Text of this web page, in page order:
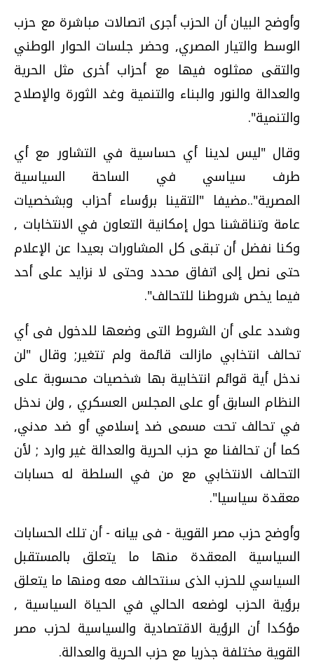
وأوضح البيان أن الحزب أجرى اتصالات مباشرة مع حزب
الوسط والتيار المصري, وحضر جلسات الحوار الوطني
والتقى ممثلوه فيها مع أحزاب أخرى مثل الحرية
والعدالة والنور والبناء والتنمية وغد الثورة والإصلاح
والتنمية".
وقال "ليس لدينا أي حساسية في التشاور مع أي
طرف سياسي في الساحة السياسية
المصرية"..مضيفا "التقينا برؤساء أحزاب وبشخصيات
عامة وتناقشنا حول إمكانية التعاون في الانتخابات ,
وكنا نفضل أن تبقى كل المشاورات بعيدا عن الإعلام
حتى نصل إلى اتفاق محدد وحتى لا نزايد على أحد
فيما يخص شروطنا للتحالف".
وشدد على أن الشروط التى وضعها للدخول فى أي
تحالف انتخابي مازالت قائمة ولم تتغير; وقال "لن
ندخل أية قوائم انتخابية بها شخصيات محسوبة على
النظام السابق أو على المجلس العسكري , ولن ندخل
في تحالف تحت مسمى ضد إسلامي أو ضد مدني,
كما أن تحالفنا مع حزب الحرية والعدالة غير وارد ; لأن
التحالف الانتخابي مع من في السلطة له حسابات
معقدة سياسيا".
وأوضح حزب مصر القوية - فى بيانه - أن تلك الحسابات
السياسية المعقدة منها ما يتعلق بالمستقبل
السياسي للحزب الذى سنتحالف معه ومنها ما يتعلق
برؤية الحزب لوضعه الحالي في الحياة السياسية ,
مؤكدا أن الرؤية الاقتصادية والسياسية لحزب مصر
القوية مختلفة جذريا مع حزب الحرية والعدالة.